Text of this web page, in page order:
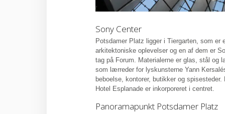
Sony Center
Potsdamer Platz ligger i Tiergarten, som
arkitektoniske oplevelser og en af dem er
tag på Forum. Materialerne er glas, stål
som lærreder for lyskunsterne Yann
beboelse, kontorer, butikker og
Hotel Esplanade er inkorporeret i centret.
Panoramapunkt Potsdamer Platz